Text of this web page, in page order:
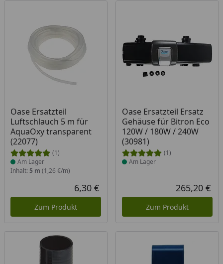
Oase Ersatzteil
Luftschlauch 5 m für
AquaOxy transparent
(22077)
(1)
Produkt am Lager
Am Lager
Inhalt: 5 m (1,26 €/m)
Aktueller Preis
6,30 €
Zum Produkt
Oase Ersatzteil Ersatz
Gehäuse für Bitron Eco
120W / 180W / 240W
(30981)
(1)
Produkt am Lager
Am Lager
265,20 €
Zum Produkt